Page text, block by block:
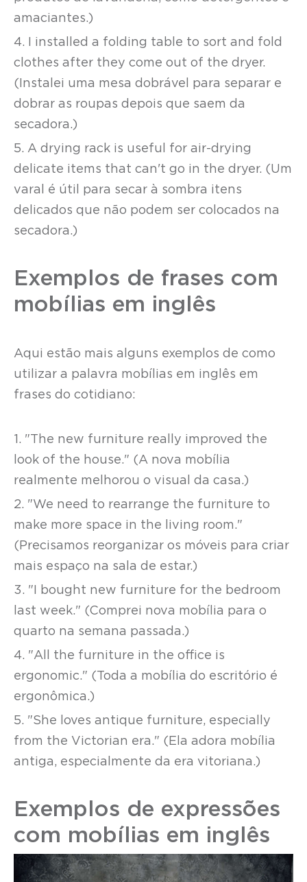
amaciantes.)
4. I installed a folding table to sort and fold
clothes after they come out of the dryer.
(Instalei uma mesa dobrável para separar e
dobrar as roupas depois que saem da
secadora.)
5. A drying rack is useful for air-drying
delicate items that can't go in the dryer. (Um
varal é útil para secar à sombra itens
delicados que não podem ser colocados na
secadora.)
Exemplos de frases com
mobílias em inglês
Aqui estão mais alguns exemplos de como
utilizar a palavra mobílias em inglês em
frases do cotidiano:
1. "The new furniture really improved the
look of the house." (A nova mobília
realmente melhorou o visual da casa.)
2. "We need to rearrange the furniture to
make more space in the living room."
(Precisamos reorganizar os móveis para criar
mais espaço na sala de estar.)
3. "I bought new furniture for the bedroom
last week." (Comprei nova mobília para o
quarto na semana passada.)
4. "All the furniture in the office is
ergonomic." (Toda a mobília do escritório é
ergonômica.)
5. "She loves antique furniture, especially
from the Victorian era." (Ela adora mobília
antiga, especialmente da era vitoriana.)
Exemplos de expressões
com mobílias em inglês